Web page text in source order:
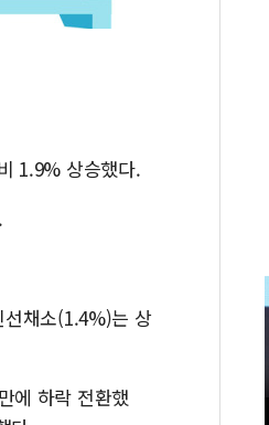
1.9% 상승했다.
채소(1.4%)는 상
에 하락 전환했